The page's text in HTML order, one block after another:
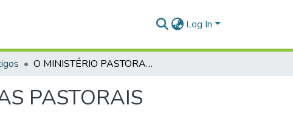
Log In
O MINISTÉRIO PASTORAL À LUZ DAS EPÍSTOLAS PASTORAIS
PASTORAIS